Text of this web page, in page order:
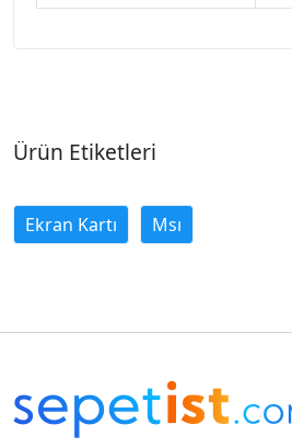
Ürün Etiketleri
Ekran Kartı Msı